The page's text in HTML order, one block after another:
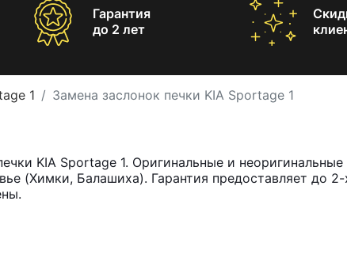
Гарантия
до 2 лет
1 Замена заслонок печки KIA Sportage 1
KIA Sportage 1. Оригинальные и неоригинальные
(Химки, Балашиха). Гарантия предоставляет до